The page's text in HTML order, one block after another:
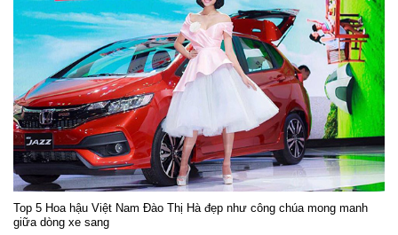
Top 5 Hoa hậu Việt Nam Đào Thị Hà đẹp như công chúa mong manh
giữa dòng xe sang